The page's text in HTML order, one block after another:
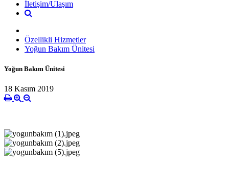
İletişim/Ulaşım
Özellikli Hizmetler
Yoğun Bakım Ünitesi
Yoğun Bakım Ünitesi
18 Kasım 2019